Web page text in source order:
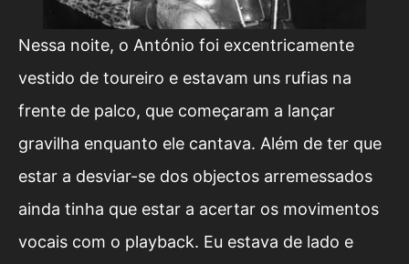
Nessa noite, o António foi excentricamente
vestido de toureiro e estavam uns rufias na
frente de palco, que começaram a lançar
gravilha enquanto ele cantava. Além de ter que
estar a desviar-se dos objectos arremessados
ainda tinha que estar a acertar os movimentos
vocais com o playback. Eu estava de lado e